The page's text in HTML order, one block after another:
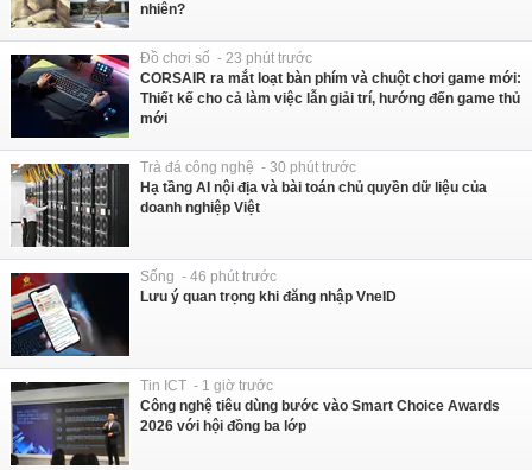
nhiên?
Đồ chơi số - 23 phút trước
CORSAIR ra mắt loạt bàn phím và chuột chơi game mới:
Thiết kế cho cả làm việc lẫn giải trí, hướng đến game thủ
mới
Trà đá công nghệ - 30 phút trước
Hạ tầng AI nội địa và bài toán chủ quyền dữ liệu của
doanh nghiệp Việt
Sống - 46 phút trước
Lưu ý quan trọng khi đăng nhập VneID
Tin ICT - 1 giờ trước
Công nghệ tiêu dùng bước vào Smart Choice Awards
2026 với hội đồng ba lớp